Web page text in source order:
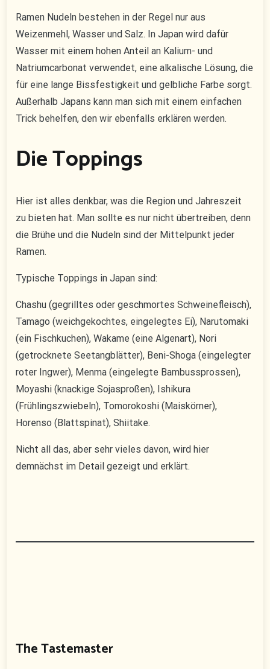
Ramen Nudeln bestehen in der Regel nur aus
Weizenmehl, Wasser und Salz. In Japan wird dafür
Wasser mit einem hohen Anteil an Kalium- und
Natriumcarbonat verwendet, eine alkalische Lösung, die
für eine lange Bissfestigkeit und gelbliche Farbe sorgt.
Außerhalb Japans kann man sich mit einem einfachen
Trick behelfen, den wir ebenfalls erklären werden.
Die Toppings
Hier ist alles denkbar, was die Region und Jahreszeit
zu bieten hat. Man sollte es nur nicht übertreiben, denn
die Brühe und die Nudeln sind der Mittelpunkt jeder
Ramen.
Typische Toppings in Japan sind:
Chashu (gegrilltes oder geschmortes Schweinefleisch),
Tamago (weichgekochtes, eingelegtes Ei), Narutomaki
(ein Fischkuchen), Wakame (eine Algenart), Nori
(getrocknete Seetangblätter), Beni-Shoga (eingelegter
roter Ingwer), Menma (eingelegte Bambussprossen),
Moyashi (knackige Sojasproßen), Ishikura
(Frühlingszwiebeln), Tomorokoshi (Maiskörner),
Horenso (Blattspinat), Shiitake.
Nicht all das, aber sehr vieles davon, wird hier
demnächst im Detail gezeigt und erklärt.
The Tastemaster